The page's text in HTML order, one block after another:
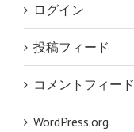
ログイン
投稿フィード
コメントフィード
WordPress.org